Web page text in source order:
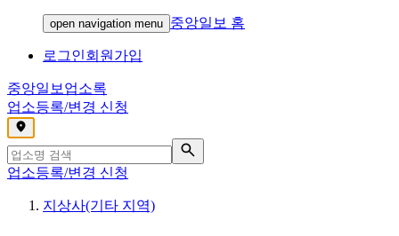
open navigation menu 중앙일보 홈
로그인회원가입
중앙일보 업소록
업소등록/변경 신청
,
업소등록/변경 신청
지상사(기타 지역)